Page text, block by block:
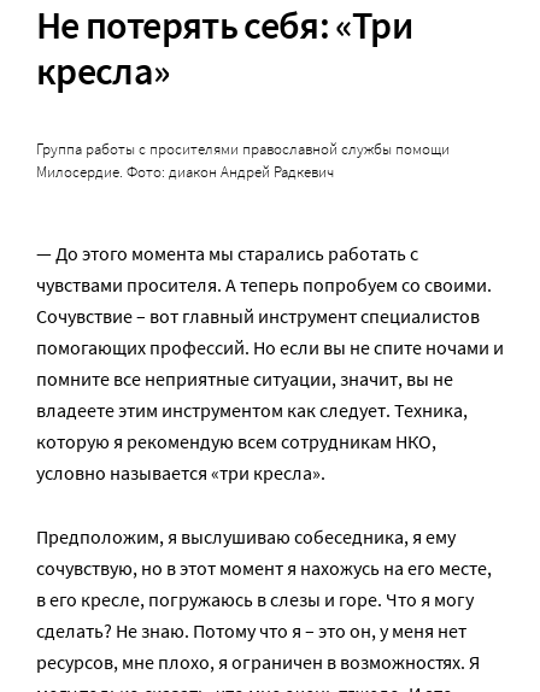
Не потерять себя: «Три
кресла»
Группа работы с просителями православной службы помощи
Милосердие. Фото: диакон Андрей Радкевич
— До этого момента мы старались работать с
чувствами просителя. А теперь попробуем со своими.
Сочувствие – вот главный инструмент специалистов
помогающих профессий. Но если вы не спите ночами и
помните все неприятные ситуации, значит, вы не
владеете этим инструментом как следует. Техника,
которую я рекомендую всем сотрудникам НКО,
условно называется «три кресла».
Предположим, я выслушиваю собеседника, я ему
сочувствую, но в этот момент я нахожусь на его месте,
в его кресле, погружаюсь в слезы и горе. Что я могу
сделать? Не знаю. Потому что я – это он, у меня нет
ресурсов, мне плохо, я ограничен в возможностях. Я